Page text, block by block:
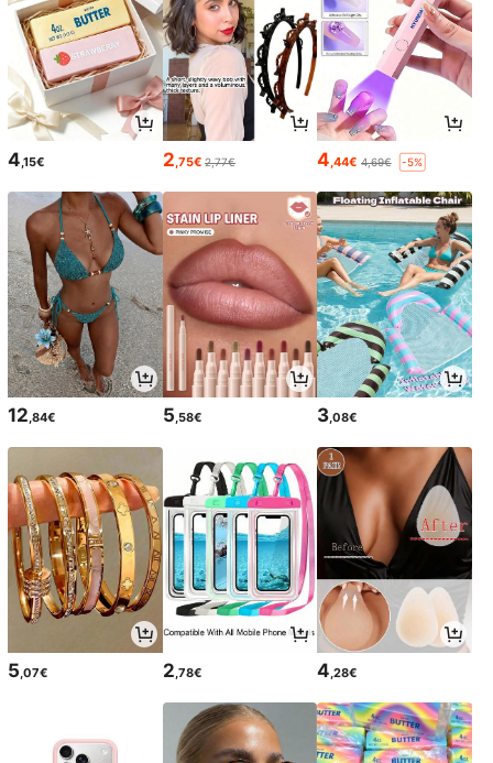
4 ,15€ 2 ,75€ 2,77€ 4 ,44€ 4,69€ -5%
12,84€ 5,58€ 3,08€
5,07€ 2,78€ 4,28€